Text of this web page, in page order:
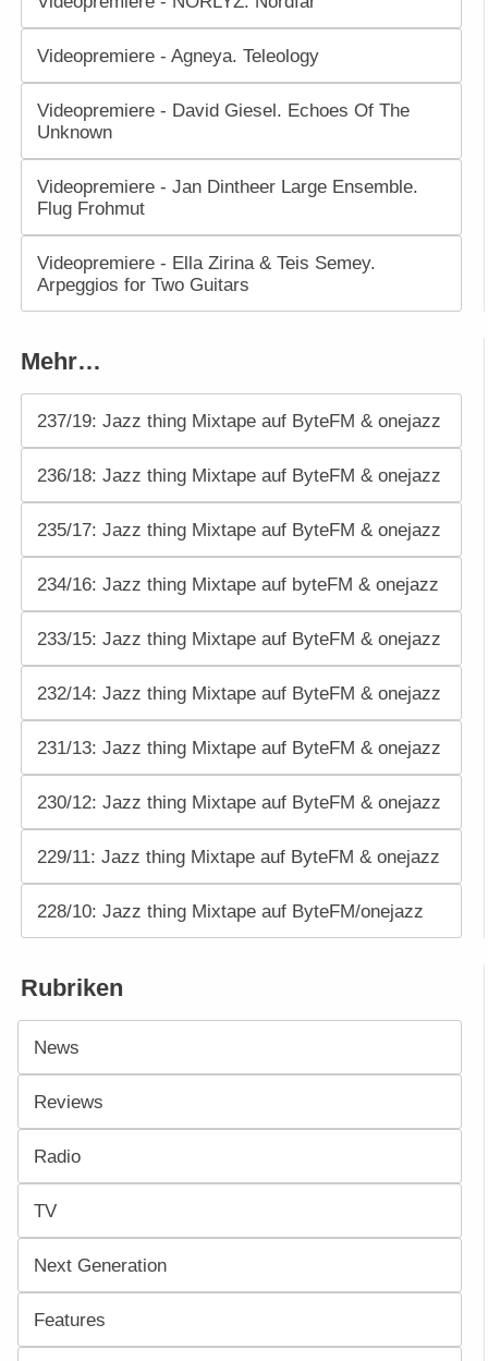
Videopremiere - Agneya. Teleology
Videopremiere - David Giesel. Echoes Of The
Unknown
Videopremiere - Jan Dintheer Large Ensemble.
Flug Frohmut
Videopremiere - Ella Zirina & Teis Semey.
Arpeggios for Two Guitars
Mehr…
237/19: Jazz thing Mixtape auf ByteFM & onejazz
236/18: Jazz thing Mixtape auf ByteFM & onejazz
235/17: Jazz thing Mixtape auf ByteFM & onejazz
234/16: Jazz thing Mixtape auf byteFM & onejazz
233/15: Jazz thing Mixtape auf ByteFM & onejazz
232/14: Jazz thing Mixtape auf ByteFM & onejazz
231/13: Jazz thing Mixtape auf ByteFM & onejazz
230/12: Jazz thing Mixtape auf ByteFM & onejazz
229/11: Jazz thing Mixtape auf ByteFM & onejazz
228/10: Jazz thing Mixtape auf ByteFM/onejazz
Rubriken
News
Reviews
Radio
TV
Next Generation
Features